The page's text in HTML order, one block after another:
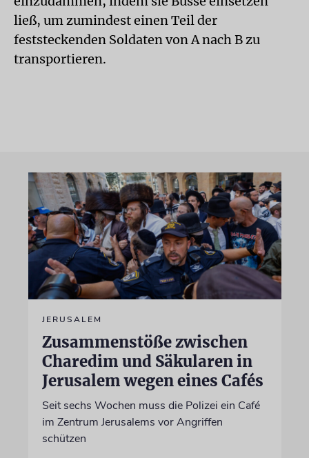
ließ, um zumindest einen Teil der
feststeckenden Soldaten von A nach B zu
transportieren.
JERUSALEM
Zusammenstöße zwischen
Charedim und Säkularen in
Jerusalem wegen eines Cafés
Seit sechs Wochen muss die Polizei ein Café
im Zentrum Jerusalems vor Angriffen
schützen